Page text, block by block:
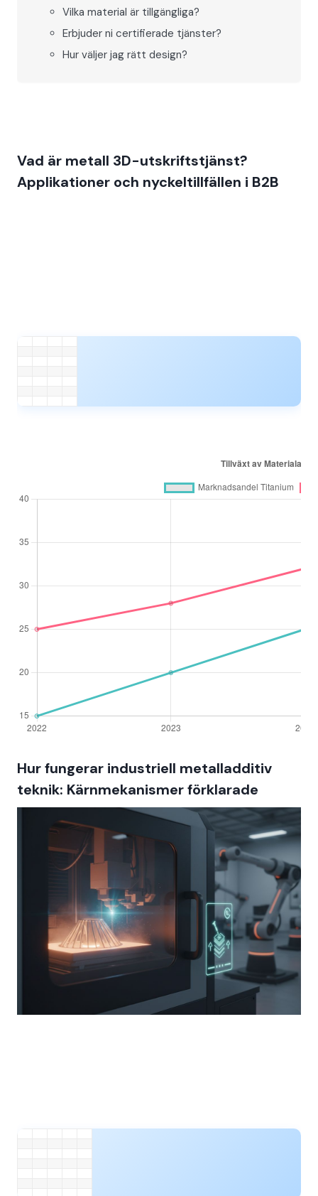
Vilka material är tillgängliga?
Erbjuder ni certifierade tjänster?
Hur väljer jag rätt design?
Vad är metall 3D-utskriftstjänst?
Applikationer och nyckeltillfällen i B2B
Hur fungerar industriell metalladditiv
teknik: Kärnmekanismer förklarade